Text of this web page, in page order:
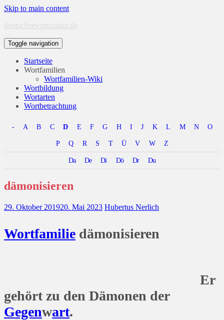
Skip to main content
deutscherwortschatz.de
Toggle navigation
Startseite
Wortfamilien
Wortfamilien-Wiki
Wortbildung
Wortarten
Wortbetrachtung
- A B C D E F G H I J K L M N O
P Q R S T Ü V W Z
Da De Di Dö Dr Du
dämonisieren
29. Oktober 201920. Mai 2023 Hubertus Nerlich
Wortfamilie dämonisieren
Er
gehört zu den Dämonen der
Gegenwart.